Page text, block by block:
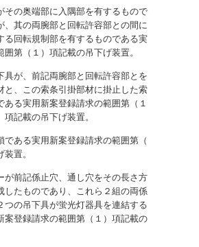
その奥端部に入隅部を有するもので
、其の両腕部と回転許容部との間に
る回転規制部を有するものである実
第（１）項記載の吊下げ装置。
が、前記両腕部と回転許容部とを
と、この索条引掛部材に掛止した索
ある実用新案登録請求の範囲第（１
記載の吊下げ装置。
である実用新案登録請求の範囲第（
置。
が前記係止穴、通し穴をその長さ方
したものであり、これら２組の両係
つの吊下具が蛍光灯器具を連結する
案登録請求の範囲第（１）項記載の